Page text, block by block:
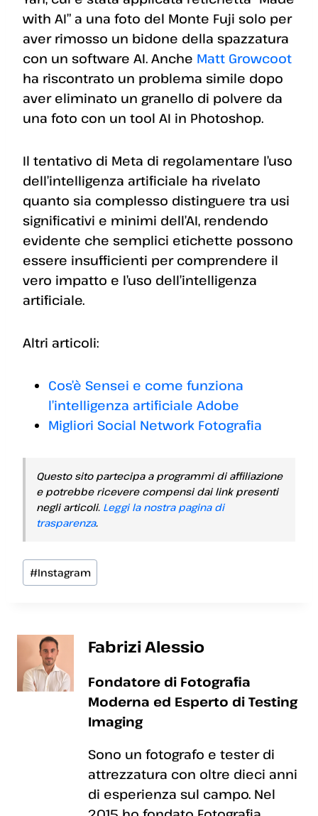
with AI” a una foto del Monte Fuji solo per
aver rimosso un bidone della spazzatura
con un software AI. Anche Matt Growcoot
ha riscontrato un problema simile dopo
aver eliminato un granello di polvere da
una foto con un tool AI in Photoshop.
Il tentativo di Meta di regolamentare l’uso
dell’intelligenza artificiale ha rivelato
quanto sia complesso distinguere tra usi
significativi e minimi dell’AI, rendendo
evidente che semplici etichette possono
essere insufficienti per comprendere il
vero impatto e l’uso dell’intelligenza
artificiale.
Altri articoli:
Cos’è Sensei e come funziona
l’intelligenza artificiale Adobe
Migliori Social Network Fotografia
Questo sito partecipa a programmi di affiliazione
e potrebbe ricevere compensi dai link presenti
negli articoli. Leggi la nostra pagina di
trasparenza.
Tag
articolo:
#Instagram
Fabrizi Alessio
Fondatore di Fotografia
Moderna ed Esperto di Testing
Imaging
Sono un fotografo e tester di
attrezzatura con oltre dieci anni
di esperienza sul campo. Nel